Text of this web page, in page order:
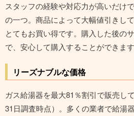
スタッフの経験や対応力が高いだけ
の一つ。商品によって大幅値引きし
とてもお買い得です。購入した後の
で、安心して購入することができます
リーズナブルな価格
ガス給湯器を最大81％割引で販売し
31日調査時点）。多くの業者で給湯